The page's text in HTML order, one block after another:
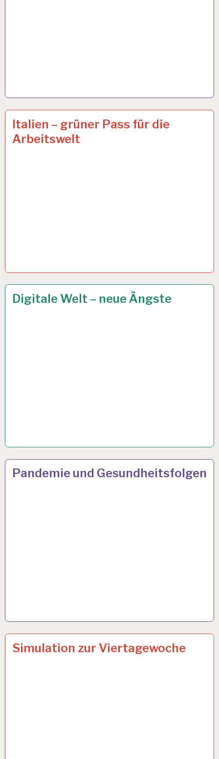
50PLUS…
Italien – grüner Pass für die
Arbeitswelt
15 OKT. 2021
ARBEIT
UND
Digitale Welt – neue Ängste
6 OKT. 2021
50PLUS…
Pandemie und Gesundheitsfolgen
23 SEP. 2021
4-
TAGE-
Simulation zur Viertagewoche
14 JULI 2021